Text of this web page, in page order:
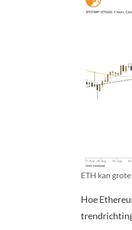
ETH kan
Hoe